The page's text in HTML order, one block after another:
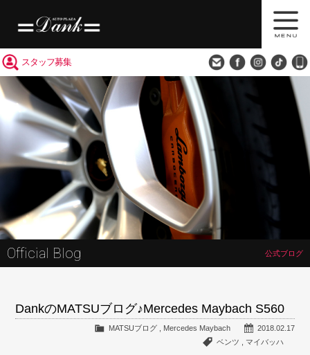
スタッフ募集
Official Blog 公式ブログ
DankのMATSUブログ♪Mercedes Maybach S560
2018.02.17
MATSUブログ, Mercedes Maybach
ベンツ
マイバッハ